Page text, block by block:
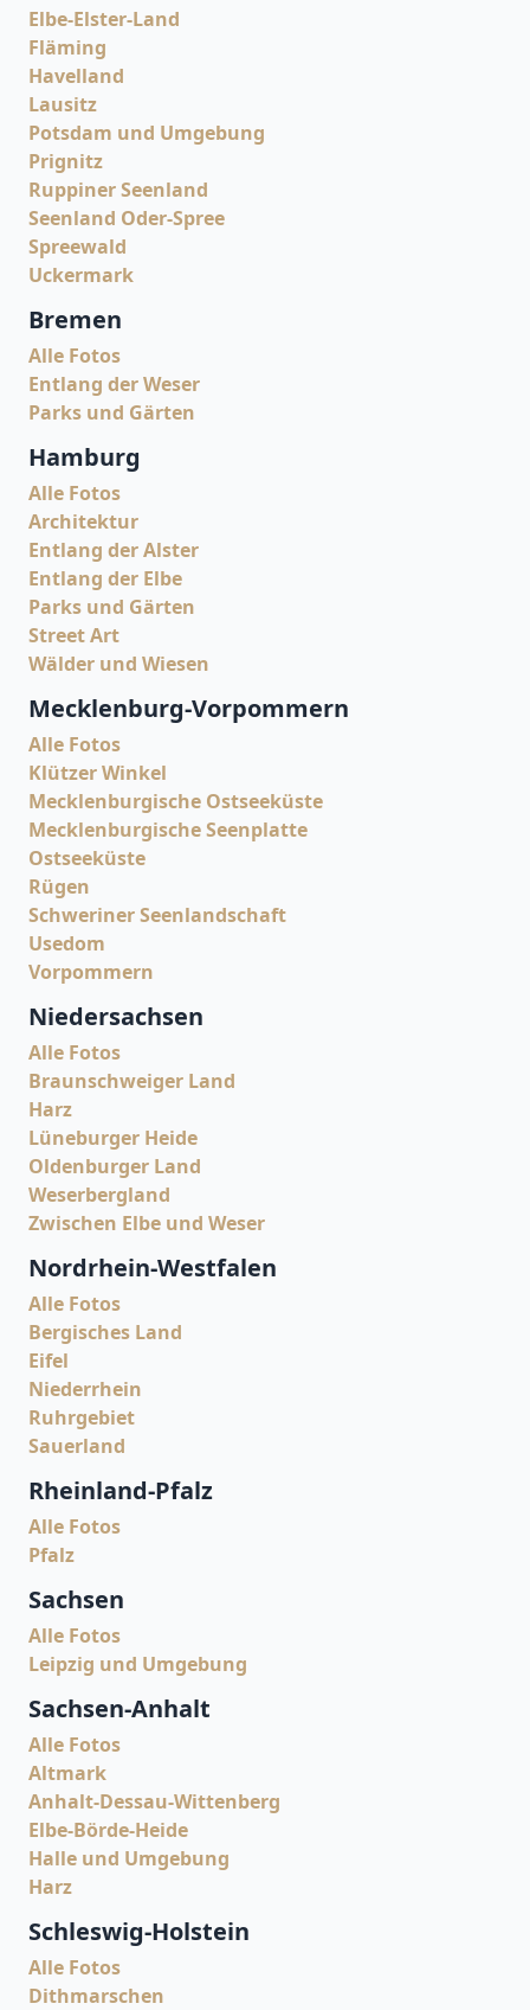
Elbe-Elster-Land
Fläming
Havelland
Lausitz
Potsdam und Umgebung
Prignitz
Ruppiner Seenland
Seenland Oder-Spree
Spreewald
Uckermark
Bremen
Alle Fotos
Entlang der Weser
Parks und Gärten
Hamburg
Alle Fotos
Architektur
Entlang der Alster
Entlang der Elbe
Parks und Gärten
Street Art
Wälder und Wiesen
Mecklenburg-Vorpommern
Alle Fotos
Klützer Winkel
Mecklenburgische Ostseeküste
Mecklenburgische Seenplatte
Ostseeküste
Rügen
Schweriner Seenlandschaft
Usedom
Vorpommern
Niedersachsen
Alle Fotos
Braunschweiger Land
Harz
Lüneburger Heide
Oldenburger Land
Weserbergland
Zwischen Elbe und Weser
Nordrhein-Westfalen
Alle Fotos
Bergisches Land
Eifel
Niederrhein
Ruhrgebiet
Sauerland
Rheinland-Pfalz
Alle Fotos
Pfalz
Sachsen
Alle Fotos
Leipzig und Umgebung
Sachsen-Anhalt
Alle Fotos
Altmark
Anhalt-Dessau-Wittenberg
Elbe-Börde-Heide
Halle und Umgebung
Harz
Schleswig-Holstein
Alle Fotos
Dithmarschen